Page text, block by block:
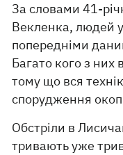
За словами 41-
Векленка, людей у
попередніми
Багато кого з
тому що вся
спорудження
Обстріли в
тривають уже